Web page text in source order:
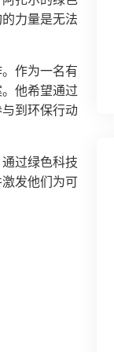
力量是无法
作为一名有
他希望通过
到环保行动
过绿色科技
发他们为可